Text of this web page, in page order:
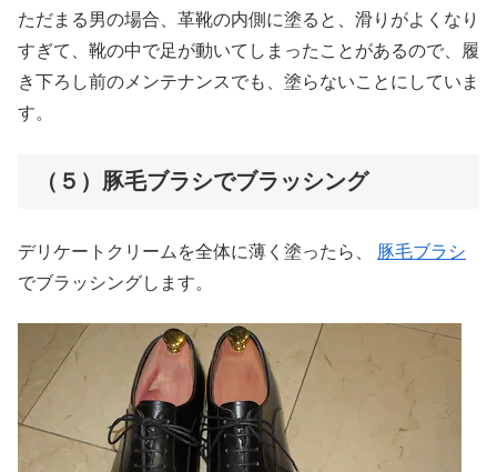
ただまる男の場合、革靴の内側に塗ると、滑りがよくなり
すぎて、靴の中で足が動いてしまったことがあるので、履
き下ろし前のメンテナンスでも、塗らないことにしていま
す。
（５）豚毛ブラシでブラッシング
デリケートクリームを全体に薄く塗ったら、 豚毛ブラシ
でブラッシングします。